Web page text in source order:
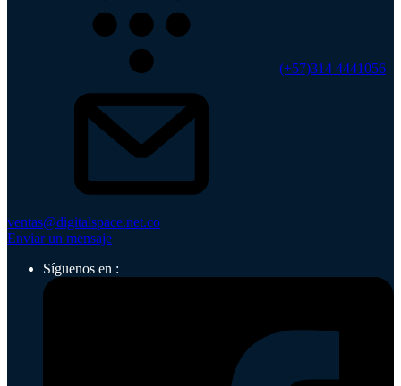
(+57)314 4441056
ventas@digitalspace.net.co
Enviar un mensaje
Síguenos en :